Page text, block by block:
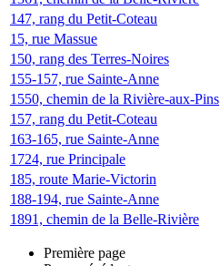
147, rang du Petit-Coteau
15, rue Massue
150, rang des Terres-Noires
155-157, rue Sainte-Anne
1550, chemin de la Rivière-aux-Pins
157, rang du Petit-Coteau
163-165, rue Sainte-Anne
1724, rue Principale
185, route Marie-Victorin
188-194, rue Sainte-Anne
1891, chemin de la Belle-Rivière
Première page